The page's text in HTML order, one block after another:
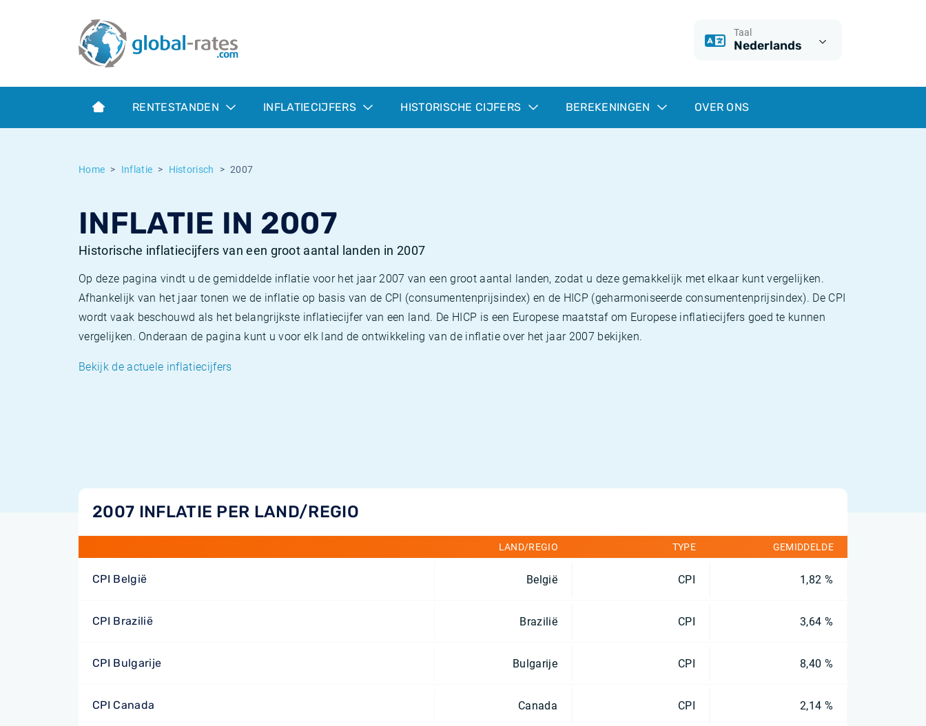
Taal
Nederlands
RENTESTANDEN INFLATIECIJFERS HISTORISCHE CIJFERS BEREKENINGEN OVER ONS
Home Inflatie Historisch 2007
INFLATIE IN 2007
Historische inflatiecijfers van een groot aantal landen in 2007
Op deze pagina vindt u de gemiddelde inflatie voor het jaar 2007 van een groot aantal landen, zodat u deze gemakkelijk met elkaar kunt vergelijken.
Afhankelijk van het jaar tonen we de inflatie op basis van de CPI (consumentenprijsindex) en de HICP (geharmoniseerde consumentenprijsindex). De CPI
wordt vaak beschouwd als het belangrijkste inflatiecijfer van een land. De HICP is een Europese maatstaf om Europese inflatiecijfers goed te kunnen
vergelijken. Onderaan de pagina kunt u voor elk land de ontwikkeling van de inflatie over het jaar 2007 bekijken.
Bekijk de actuele inflatiecijfers
2007 INFLATIE PER LAND/REGIO
LAND/REGIO TYPE GEMIDDELDE
CPI België België CPI 1,82 %
CPI Brazilië Brazilië CPI 3,64 %
CPI Bulgarije Bulgarije CPI 8,40 %
CPI Canada Canada CPI 2,14 %
Term SOFR
Wat is CPI inflatie?
Wat is HICP inflatie?
Europese inflatie - HICP
Euribor historie
ESTER historie
Historische inflatie
Inflatiecalculator